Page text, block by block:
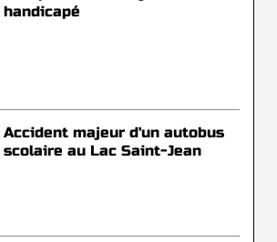
handicapé
Accident majeur d'un autobus
scolaire au Lac Saint-Jean